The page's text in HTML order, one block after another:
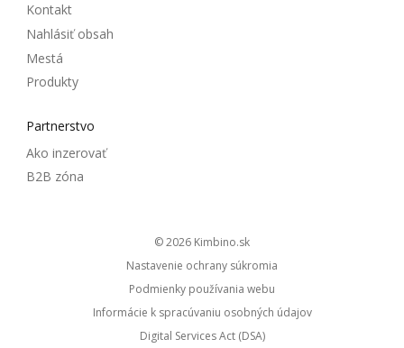
Kontakt
Nahlásiť obsah
Mestá
Produkty
Partnerstvo
Ako inzerovať
B2B zóna
© 2026
kimbino.sk
Nastavenie ochrany súkromia
Podmienky používania webu
Informácie k spracúvaniu osobných údajov
Digital Services Act (DSA)